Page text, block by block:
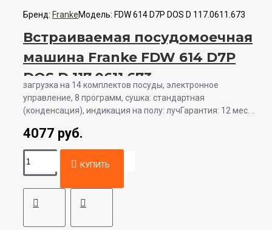
Бренд: FrankeМодель: FDW 614 D7P DOS D 117.0611.673
Встраиваемая посудомоечная
машина Franke FDW 614 D7P
DOS D 117.0611.673
загрузка на 14 комплектов посуды, электронное
управление, 8 программ, сушка: стандартная
(конденсация), индикация на полу: лучГарантия: 12 мес. ..
4077 руб.
КУПИТЬ